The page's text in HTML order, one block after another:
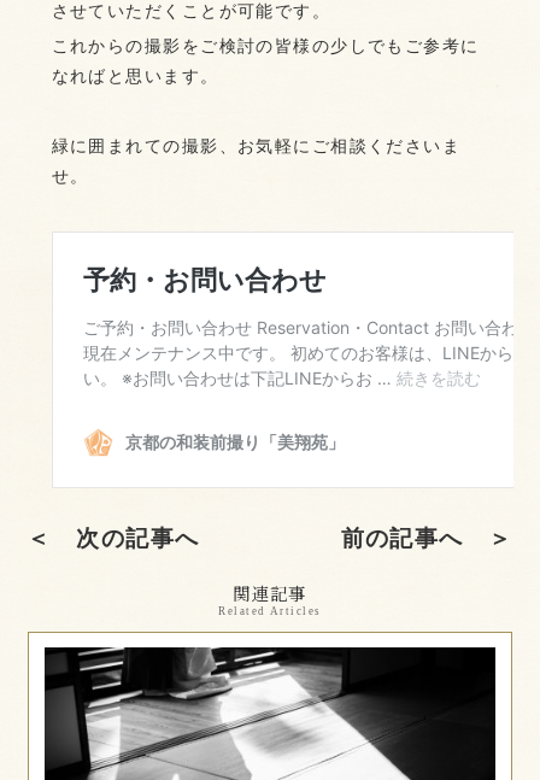
させていただくことが可能です。
これからの撮影をご検討の皆様の少しでもご参考に
なればと思います。
緑に囲まれての撮影、お気軽にご相談くださいま
せ。
＜ 次の記事へ 前の記事へ ＞
関連記事
Related Articles